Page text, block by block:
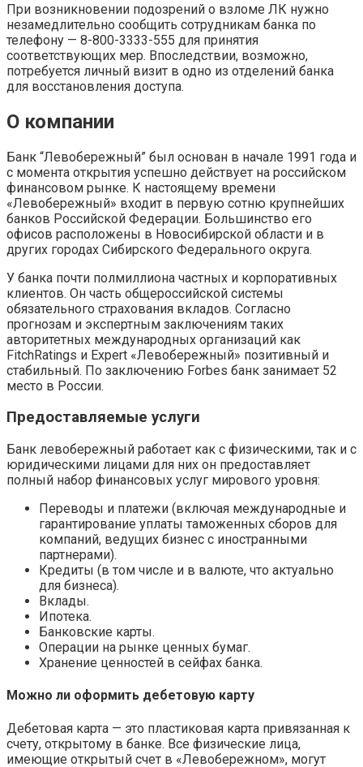
При возникновении подозрений о взломе ЛК нужно
незамедлительно сообщить сотрудникам банка по
телефону — 8-800-3333-555 для принятия
соответствующих мер. Впоследствии, возможно,
потребуется личный визит в одно из отделений банка
для восстановления доступа.
О компании
Банк “Левобережный” был основан в начале 1991 года и
с момента открытия успешно действует на российском
финансовом рынке. К настоящему времени
«Левобережный» входит в первую сотню крупнейших
банков Российской Федерации. Большинство его
офисов расположены в Новосибирской области и в
других городах Сибирского Федерального округа.
У банка почти полмиллиона частных и корпоративных
клиентов. Он часть общероссийской системы
обязательного страхования вкладов. Согласно
прогнозам и экспертным заключениям таких
авторитетных международных организаций как
FitchRatings и Expert «Левобережный» позитивный и
стабильный. По заключению Forbes банк занимает 52
место в России.
Предоставляемые услуги
Банк левобережный работает как с физическими, так и с
юридическими лицами для них он предоставляет
полный набор финансовых услуг мирового уровня:
Переводы и платежи (включая международные и
гарантирование уплаты таможенных сборов для
компаний, ведущих бизнес с иностранными
партнерами).
Кредиты (в том числе и в валюте, что актуально
для бизнеса).
Вклады.
Ипотека.
Банковские карты.
Операции на рынке ценных бумаг.
Хранение ценностей в сейфах банка.
Можно ли оформить дебетовую карту
Дебетовая карта — это пластиковая карта привязанная к
счету, открытому в банке. Все физические лица,
имеющие открытый счет в «Левобережном», могут